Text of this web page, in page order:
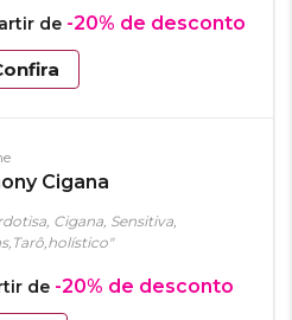
de -20% de desconto
Cigana
Cigana, Sensitiva,
de -20% de desconto